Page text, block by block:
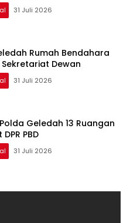
31 Juli 2026
Rumah Bendahara
Dewan
31 Juli 2026
Geledah 13 Ruangan
PBD
31 Juli 2026